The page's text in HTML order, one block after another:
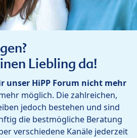
Liebling da!
unser HiPP Forum nicht mehr
möglich. Die zahlreichen,
jedoch bestehen und sind
die bestmögliche Beratung
verschiedene Kanäle jederzeit